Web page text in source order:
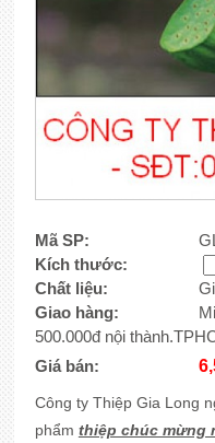
Mã SP:
Kích thước:
Chất liệu:
Giao hàng:
500.000đ nội
Giá bán:
Công ty Thiệp Gia Long
phẩm thiệp chúc mừng